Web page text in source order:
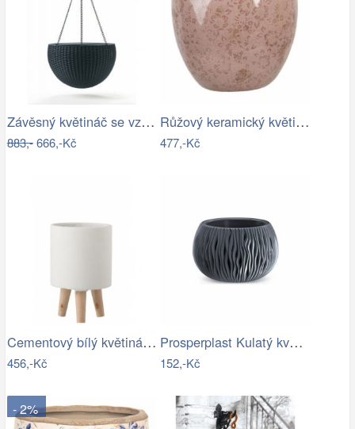
Závěsný květináč se vzorem- RJ
883,-666,-Kč
Růžový keramický květináč s popraskáním…
477,-Kč
Cementový bílý květináč na dřevěných…
456,-Kč
Prosperplast Kulatý květináč s vkladem …
152,-Kč
- 2%